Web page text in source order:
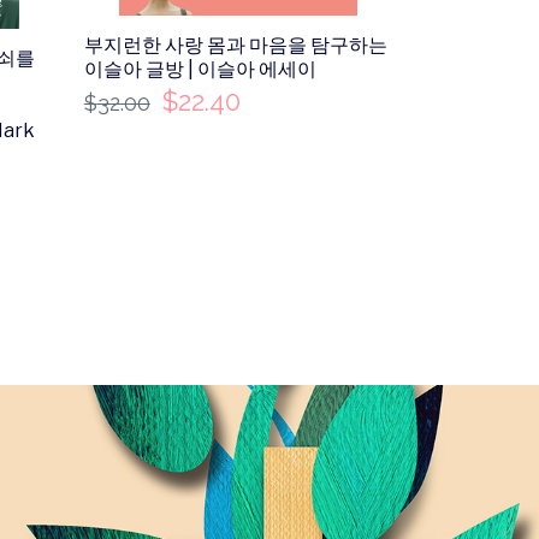
를
부지런한 사랑 몸과 마음을 탐구하는
이슬아 글방 | 이슬아 에세이
$32.00 $22.40